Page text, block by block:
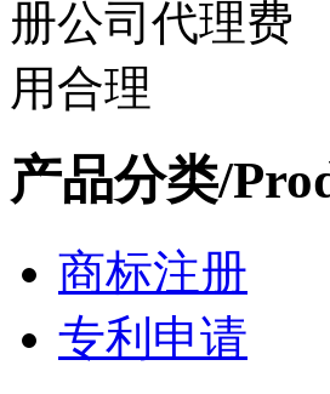
产品分类/
商标注册
专利申请